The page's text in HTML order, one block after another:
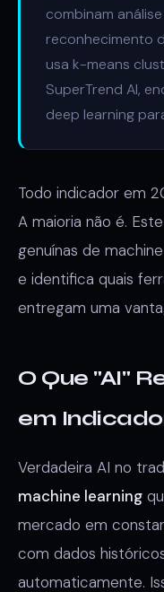
combinam
reconhecimento
usa k-means
SuperTrend AI,
deep learning
Todo indicador em
A maioria não é.
genuínas de
e identifica quais
entregam uma
O Que "AI"
em
Verdadeira AI no
machine learning
mercado em
com dados
automaticamente.